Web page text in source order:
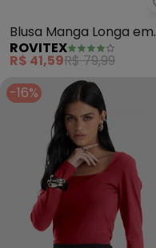
Blusa Manga Longa em
Ribana Canelada
(Vermelho)
ROVITEX
R$ 41,59R$ 79,99
-16%